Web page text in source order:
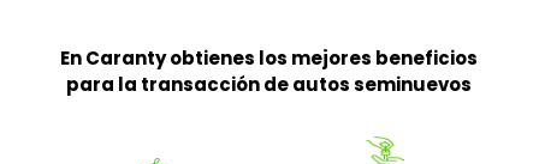
En Caranty obtienes los mejores beneficios
para la transacción de autos seminuevos